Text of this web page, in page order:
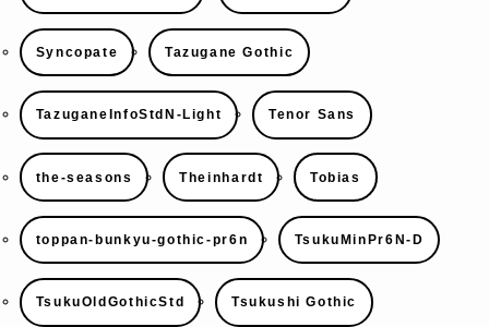
Syncopate Tazugane Gothic
TazuganeInfoStdN-Light Tenor Sans
the-seasons Theinhardt Tobias
toppan-bunkyu-gothic-pr6n TsukuMinPr6N-D
TsukuOldGothicStd Tsukushi Gothic